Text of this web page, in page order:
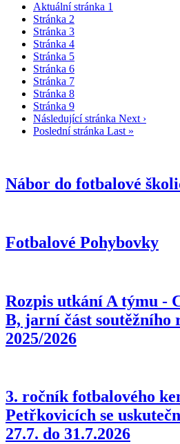
Aktuální stránka 1
Stránka 2
Stránka 3
Stránka 4
Stránka 5
Stránka 6
Stránka 7
Stránka 8
Stránka 9
Následující stránka Next ›
Poslední stránka Last »
Nábor do fotbalové
Fotbalové Pohybovky
Rozpis utkání A týmu -
B, jarní část soutěžního
2025/2026
3. ročník fotbalového
Petřkovicích se
27.7. do 31.7.2026